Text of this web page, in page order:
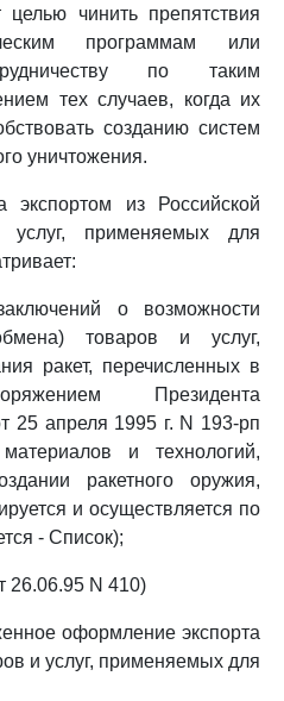
чинить препятствия
программам или
по таким
тех случаев, когда их
созданию систем
уничтожения.
экспортом из Российской
применяемых для
о возможности
товаров и услуг,
ракет, перечисленных в
Президента
25 апреля 1995 г. N 193-рп
и технологий,
ракетного оружия,
и осуществляется по
- Список);
26.06.95 N 410)
оформление экспорта
и услуг, применяемых для